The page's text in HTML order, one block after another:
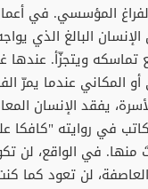
المؤسسي. في
البالغ الذي
تماسكه ويتجزّأ.
المكاني عندما يمرّ
يفقد الإنسان
في روايته
في الواقع، لن
لن تعود كما